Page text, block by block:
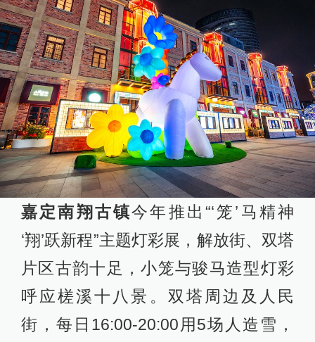
嘉定南翔古镇今年推出“‘笼’马精神
‘翔’跃新程”主题灯彩展，解放街、双塔
片区古韵十足，小笼与骏马造型灯彩
呼应槎溪十八景。双塔周边及人民
街，每日16:00-20:00用5场人造雪，